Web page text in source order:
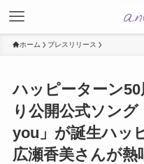
ホーム プレスリリース
ハッピーターン50
り公開公式ソン
you」が誕生ハッ
広瀬香美さんが熱